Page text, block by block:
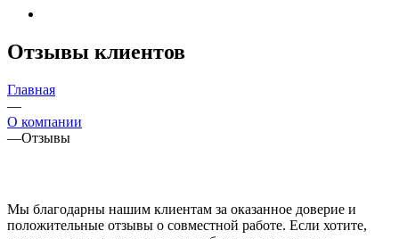
Отзывы клиентов
Главная
—
О компании
—Отзывы
Мы благодарны нашим клиентам за оказанное доверие и
положительные отзывы о совместной работе. Если хотите,